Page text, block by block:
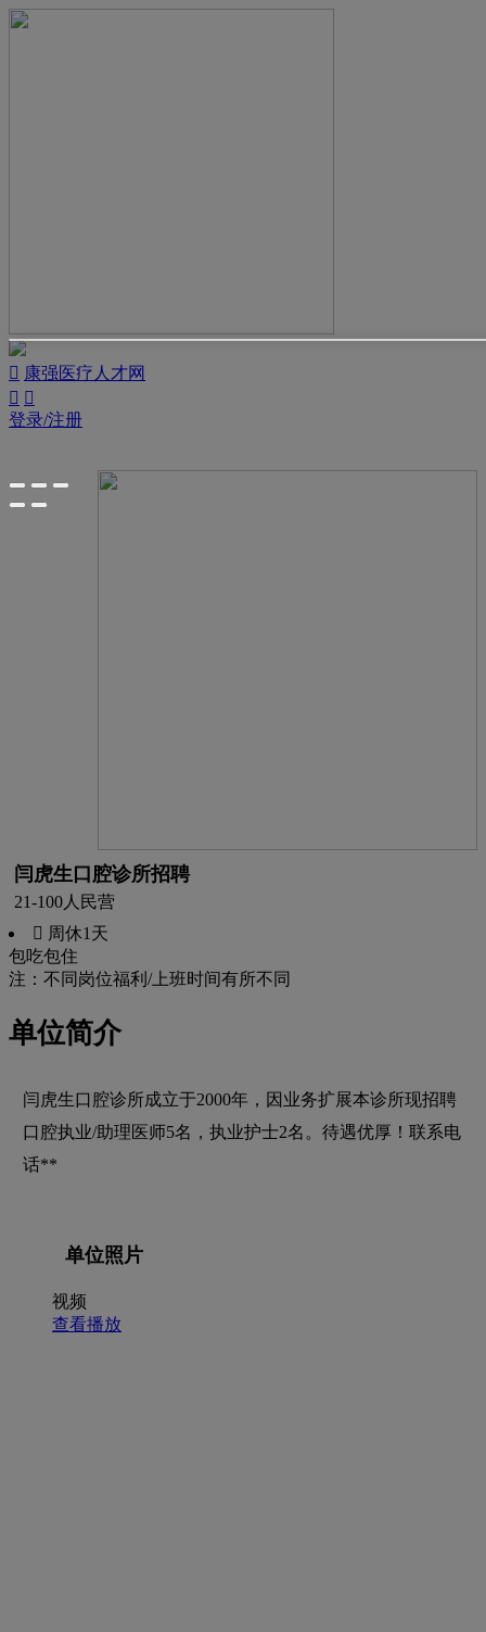
 康强医疗人才网
 
登录/注册
闫虎生口腔诊所招聘
21-100人 民营
 周休1天
包吃包住
注：不同岗位福利/上班时间有所不同
单位简介
闫虎生口腔诊所成立于2000年，因业务扩展本诊所现招聘
口腔执业/助理医师5名，执业护士2名。待遇优厚！联系电
话**
单位照片
视频
查看播放